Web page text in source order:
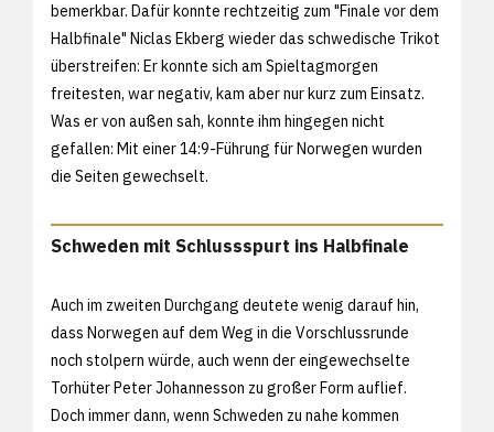
bemerkbar. Dafür konnte rechtzeitig zum "Finale vor dem
Halbfinale" Niclas Ekberg wieder das schwedische Trikot
überstreifen: Er konnte sich am Spieltagmorgen
freitesten, war negativ, kam aber nur kurz zum Einsatz.
Was er von außen sah, konnte ihm hingegen nicht
gefallen: Mit einer 14:9-Führung für Norwegen wurden
die Seiten gewechselt.
Schweden mit Schlussspurt ins Halbfinale
Auch im zweiten Durchgang deutete wenig darauf hin,
dass Norwegen auf dem Weg in die Vorschlussrunde
noch stolpern würde, auch wenn der eingewechselte
Torhüter Peter Johannesson zu großer Form auflief.
Doch immer dann, wenn Schweden zu nahe kommen